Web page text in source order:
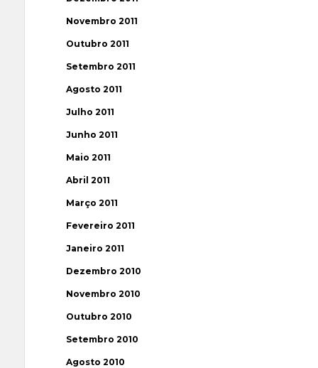
Novembro 2011
Outubro 2011
Setembro 2011
Agosto 2011
Julho 2011
Junho 2011
Maio 2011
Abril 2011
Março 2011
Fevereiro 2011
Janeiro 2011
Dezembro 2010
Novembro 2010
Outubro 2010
Setembro 2010
Agosto 2010